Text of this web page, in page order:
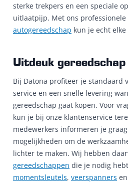
sterke trekpers en een speciale
uitlaatpijp. Met ons professionele
autogereedschap kun je echt
Uitdeuk gereedschap
Bij Datona profiteer je standaard
service en een snelle levering
gereedschap gaat kopen. Voor
kun je bij onze klantenservice
medewerkers informeren je
mogelijkheden om de
lichter te maken. Wij hebben
gereedschappen die je nodig
momentsleutels, veerspanners en